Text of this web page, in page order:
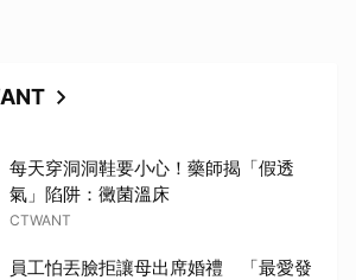
每天穿洞洞鞋要小心！藥師揭「假透
氣」陷阱：黴菌溫床
CTWANT
員工怕丟臉拒讓母出席婚禮 「最愛發